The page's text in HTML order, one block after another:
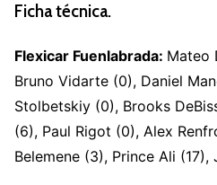
Ficha técnica.
Flexicar Fuenlabrada: Mateo
Bruno Vidarte (0), Daniel
Stolbetskiy (0), Brooks
(6), Paul Rigot (0), Alex
Belemene (3), Prince Ali (17),